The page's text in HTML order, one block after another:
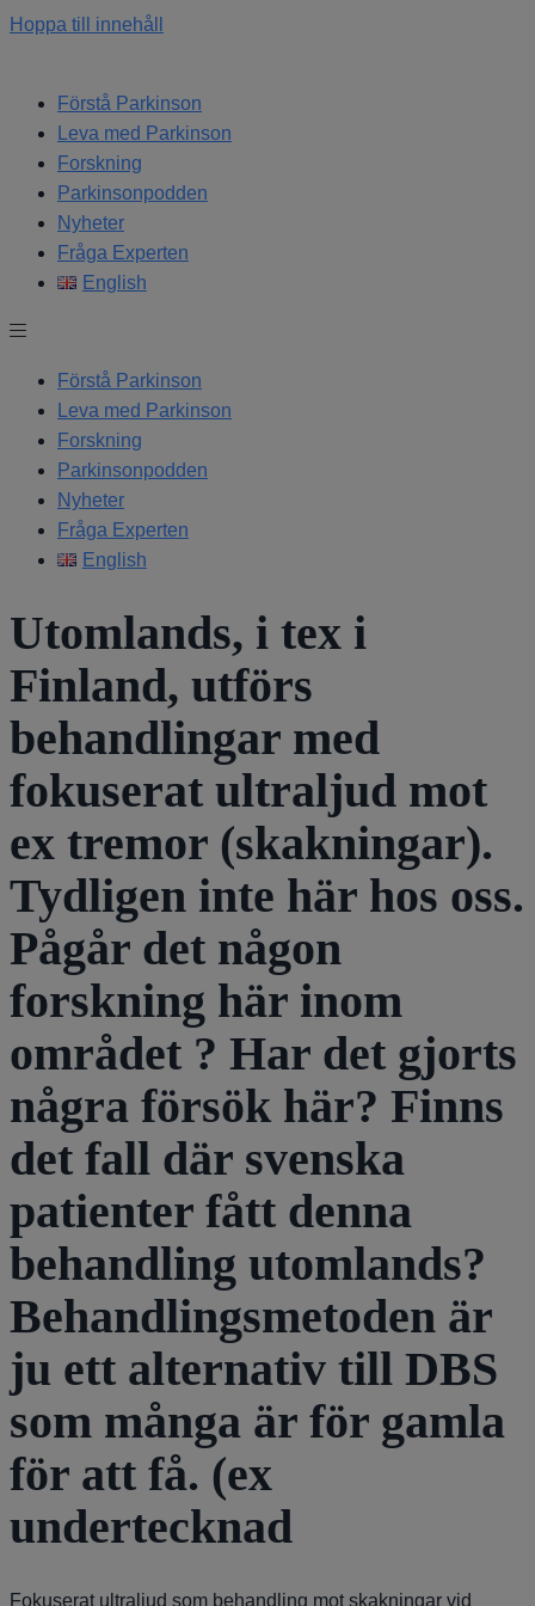
Hoppa till innehåll
Förstå Parkinson
Leva med Parkinson
Forskning
Parkinsonpodden
Nyheter
Fråga Experten
English
Förstå Parkinson
Leva med Parkinson
Forskning
Parkinsonpodden
Nyheter
Fråga Experten
English
Utomlands, i tex i
Finland, utförs
behandlingar med
fokuserat ultraljud mot
ex tremor (skakningar).
Tydligen inte här hos oss.
Pågår det någon
forskning här inom
området ? Har det gjorts
några försök här? Finns
det fall där svenska
patienter fått denna
behandling utomlands?
Behandlingsmetoden är
ju ett alternativ till DBS
som många är för gamla
för att få. (ex
undertecknad
Fokuserat ultraljud som behandling mot skakningar vid